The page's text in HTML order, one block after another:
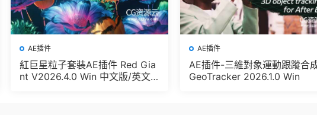
AE插件
紅巨星粒子套裝AE插件 Red Gia
nt V2026.4.0 Win 中文版/英文
AE插件
AE插件-三維對象運動跟蹤合
GeoTracker 2026.1.0 Win